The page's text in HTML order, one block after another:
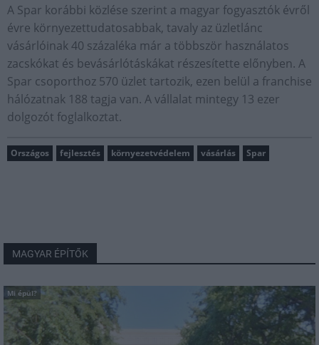
A Spar korábbi közlése szerint a magyar fogyasztók évről
évre környezettudatosabbak, tavaly az üzletlánc
vásárlóinak 40 százaléka már a többször használatos
zacskókat és bevásárlótáskákat részesítette előnyben. A
Spar csoporthoz 570 üzlet tartozik, ezen belül a franchise
hálózatnak 188 tagja van. A vállalat mintegy 13 ezer
dolgozót foglalkoztat.
Országos fejlesztés környezetvédelem vásárlás Spar
MAGYAR ÉPÍTŐK
Mi épül?